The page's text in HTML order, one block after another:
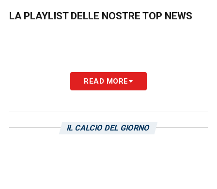
LA PLAYLIST DELLE NOSTRE TOP NEWS
READ MORE
IL CALCIO DEL GIORNO